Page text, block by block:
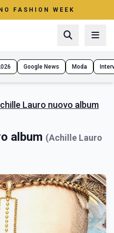
FASHION WEEK
Google News Moda
Lauro nuovo album
album (Achille Lauro